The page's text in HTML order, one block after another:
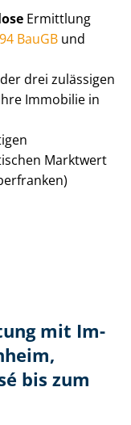
Ermittlung
BauGB und
drei zulässigen
Immobilie in
Marktwert
mit Im­
bis zum